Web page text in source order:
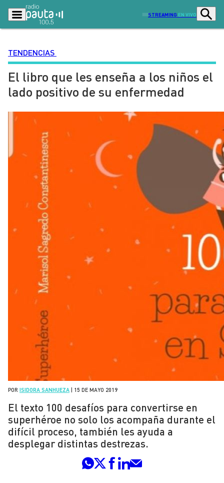
STREAMING EN VIVO
Podcasts Programas
Lo Último Actualidad
Ciudad Economía
Radio en vivo Sostenibilidad
Tendencias Deportes
Entretención y Cultura
Dato en Pauta Señal 2
Contenido Patrocinado
TENDENCIAS
El libro que les enseña a los niños el
lado positivo de su enfermedad
POR ISIDORA SANHUEZA 15 DE MAYO 2019
El texto 100 desafíos para convertirse en
superhéroe no solo los acompaña durante el
difícil proceso, también les ayuda a
desplegar distintas destrezas.